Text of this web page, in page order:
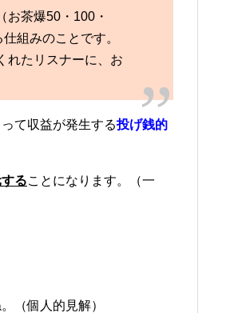
お茶爆50・100・
組みのことです。
れたリスナーに、お
て収益が発生する投げ銭的
ることになります。（一
（個人的見解）